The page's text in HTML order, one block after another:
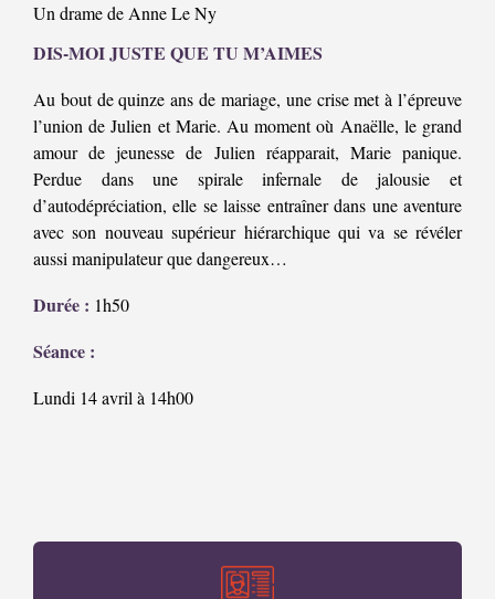
Un drame de Anne Le Ny
DIS-MOI JUSTE QUE TU M’AIMES
Au bout de quinze ans de mariage, une crise met à l’épreuve
l’union de Julien et Marie. Au moment où Anaëlle, le grand
amour de jeunesse de Julien réapparait, Marie panique.
Perdue dans une spirale infernale de jalousie et
d’autodépréciation, elle se laisse entraîner dans une aventure
avec son nouveau supérieur hiérarchique qui va se révéler
aussi manipulateur que dangereux…
Durée : 1h50
Séance :
Lundi 14 avril à 14h00